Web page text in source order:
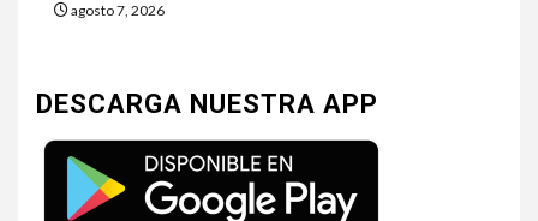
agosto 7, 2026
DESCARGA NUESTRA APP